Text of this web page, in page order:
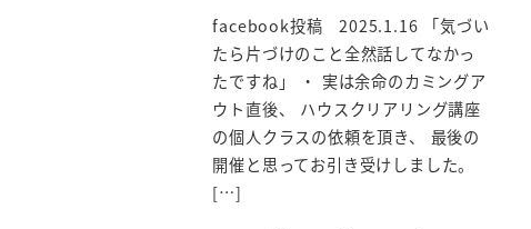
facebook投稿 2025.1.16 「気づい
たら片づけのこと全然話してなかっ
たですね」 ・ 実は余命のカミングア
ウト直後、 ハウスクリアリング講座
の個人クラスの依頼を頂き、 最後の
開催と思ってお引き受けしました。
[…]